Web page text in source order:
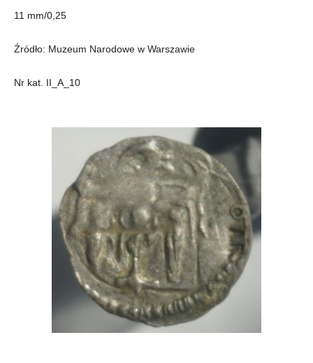
11 mm/0,25
Źródło: Muzeum Narodowe w Warszawie
Nr kat. II_A_10